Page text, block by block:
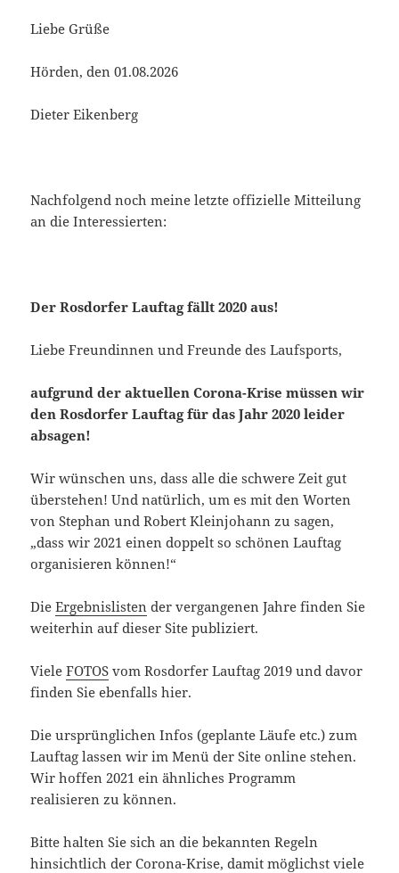
Liebe Grüße
Hörden, den 01.08.2026
Dieter Eikenberg
Nachfolgend noch meine letzte offizielle Mitteilung
an die Interessierten:
Der Rosdorfer Lauftag fällt 2020 aus!
Liebe Freundinnen und Freunde des Laufsports,
aufgrund der aktuellen Corona-Krise müssen wir
den Rosdorfer Lauftag für das Jahr 2020 leider
absagen!
Wir wünschen uns, dass alle die schwere Zeit gut
überstehen! Und natürlich, um es mit den Worten
von Stephan und Robert Kleinjohann zu sagen,
„dass wir 2021 einen doppelt so schönen Lauftag
organisieren können!“
DieErgebnislisten der vergangenen Jahre finden Sie
weiterhin auf dieser Site publiziert.
VieleFOTOS vom Rosdorfer Lauftag 2019 und davor
finden Sie ebenfalls hier.
Die ursprünglichen Infos (geplante Läufe etc.) zum
Lauftag lassen wir im Menü der Site online stehen.
Wir hoffen 2021 ein ähnliches Programm
realisieren zu können.
Bitte halten Sie sich an die bekannten Regeln
hinsichtlich der Corona-Krise, damit möglichst viele